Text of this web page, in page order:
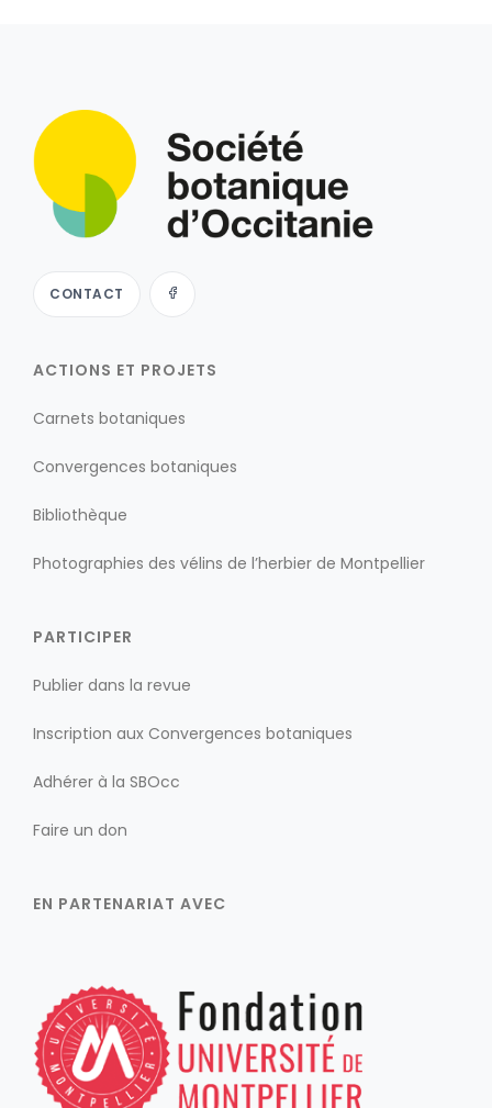
CONTACT
ACTIONS ET PROJETS
Carnets botaniques
Convergences botaniques
Bibliothèque
Photographies des vélins de l’herbier de Montpellier
PARTICIPER
Publier dans la revue
Inscription aux Convergences botaniques
Adhérer à la SBOcc
Faire un don
EN PARTENARIAT AVEC